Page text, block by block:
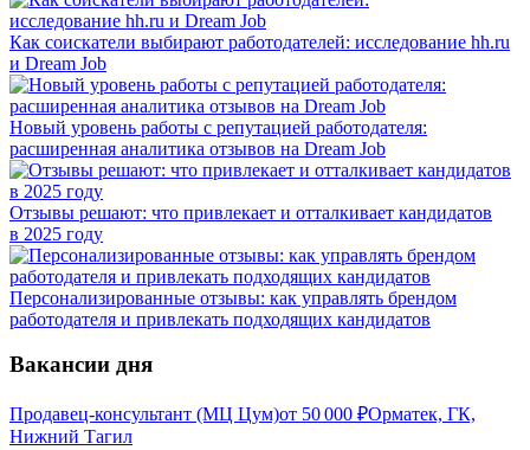
Как соискатели выбирают работодателей: исследование hh.ru
и Dream Job
Новый уровень работы с репутацией работодателя:
расширенная аналитика отзывов на Dream Job
Отзывы решают: что привлекает и отталкивает кандидатов
в 2025 году
Персонализированные отзывы: как управлять брендом
работодателя и привлекать подходящих кандидатов
Вакансии дня
Продавец-консультант (МЦ Цум)от 50 000 ₽Орматек, ГК,
Нижний Тагил